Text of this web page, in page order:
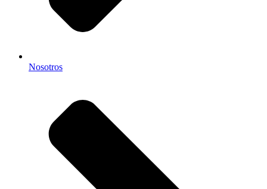
Nosotros